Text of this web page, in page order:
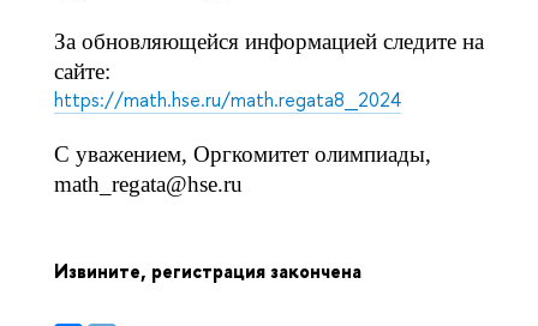
За обновляющейся информацией следите на
сайте:
https://math.hse.ru/math.regata8_2024
С уважением, Оргкомитет олимпиады,
math_regata@hse.ru
Извините, регистрация закончена